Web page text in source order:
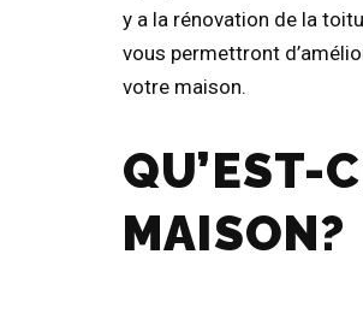
y a la rénovation de la
vous permettront
votre maison.
QU’EST-
MAISON?